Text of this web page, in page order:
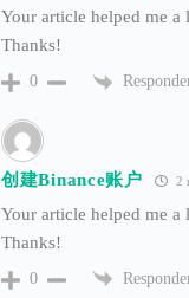
Your article helped me a
Thanks!
0
创建Binance账户 2
Your article helped me a
Thanks!
0